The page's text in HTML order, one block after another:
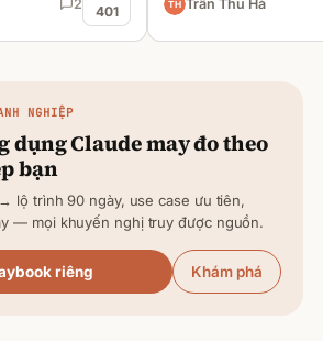
2 401 Trần Thu Hà
NGHIỆP
dụngClaudemay đo theo
bạn
lộ trình 90 ngày, use case ưu tiên,
— mọi khuyến nghị truy được nguồn.
riêng Khám phá